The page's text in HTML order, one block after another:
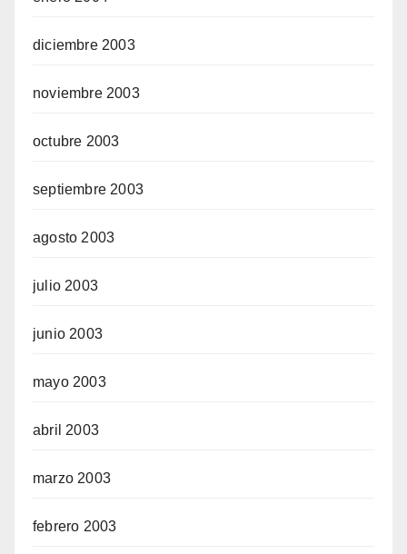
diciembre 2003
noviembre 2003
octubre 2003
septiembre 2003
agosto 2003
julio 2003
junio 2003
mayo 2003
abril 2003
marzo 2003
febrero 2003